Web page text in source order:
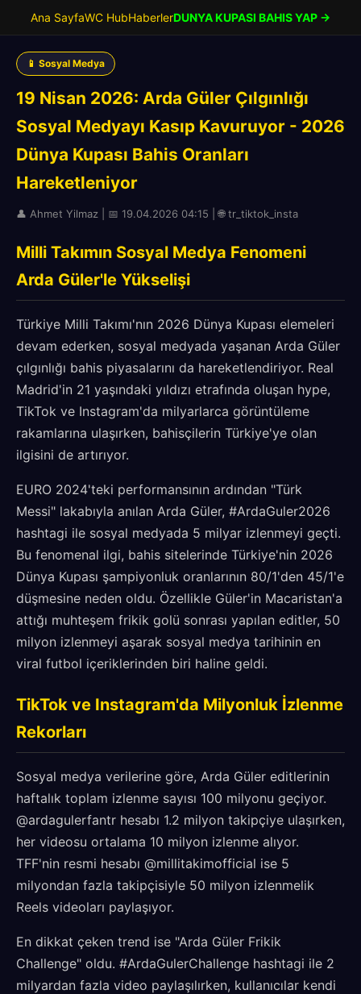
Ana SayfaWC HubHaberlerDUNYA KUPASI BAHIS YAP →
📱 Sosyal Medya
19 Nisan 2026: Arda Güler Çılgınlığı
Sosyal Medyayı Kasıp Kavuruyor - 2026
Dünya Kupası Bahis Oranları
Hareketleniyor
👤 Ahmet Yilmaz | 📅 19.04.2026 04:15 | 🌐 tr_tiktok_insta
Milli Takımın Sosyal Medya Fenomeni
Arda Güler'le Yükselişi
Türkiye Milli Takımı'nın 2026 Dünya Kupası elemeleri
devam ederken, sosyal medyada yaşanan Arda Güler
çılgınlığı bahis piyasalarını da hareketlendiriyor. Real
Madrid'in 21 yaşındaki yıldızı etrafında oluşan hype,
TikTok ve Instagram'da milyarlarca görüntüleme
rakamlarına ulaşırken, bahisçilerin Türkiye'ye olan
ilgisini de artırıyor.
EURO 2024'teki performansının ardından "Türk
Messi" lakabıyla anılan Arda Güler, #ArdaGuler2026
hashtagi ile sosyal medyada 5 milyar izlenmeyi geçti.
Bu fenomenal ilgi, bahis sitelerinde Türkiye'nin 2026
Dünya Kupası şampiyonluk oranlarının 80/1'den 45/1'e
düşmesine neden oldu. Özellikle Güler'in Macaristan'a
attığı muhteşem frikik golü sonrası yapılan editler, 50
milyon izlenmeyi aşarak sosyal medya tarihinin en
viral futbol içeriklerinden biri haline geldi.
TikTok ve Instagram'da Milyonluk İzlenme
Rekorları
Sosyal medya verilerine göre, Arda Güler editlerinin
haftalık toplam izlenme sayısı 100 milyonu geçiyor.
@ardagulerfantr hesabı 1.2 milyon takipçiye ulaşırken,
her videosu ortalama 10 milyon izlenme alıyor.
TFF'nin resmi hesabı @millitakimofficial ise 5
milyondan fazla takipçisiyle 50 milyon izlenmelik
Reels videoları paylaşıyor.
En dikkat çeken trend ise "Arda Güler Frikik
Challenge" oldu. #ArdaGulerChallenge hashtagi ile 2
milyardan fazla video paylaşılırken, kullanıcılar kendi